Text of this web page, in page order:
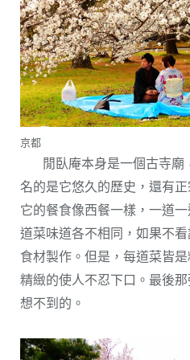
京都
閒臥庵本身是一個古寺廟
名的是它悠久的歷史，還有
它的餐食像西餐一樣，一道
道菜味道各不相同，如果不
食材製作。但是，每道菜皆
精緻的使人不忍下口。最後
想不到的。